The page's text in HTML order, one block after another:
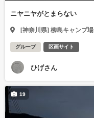
ニヤニヤがとまらない
[神奈川県] 柳島キャンプ場
グループ 区画サイト
ひげさん
19